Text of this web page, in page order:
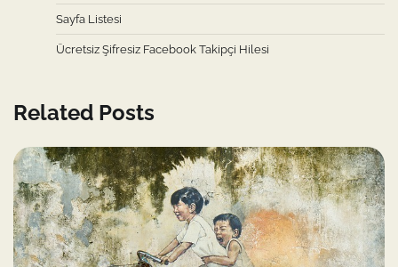
Sayfa Listesi
Ücretsiz Şifresiz Facebook Takipçi Hilesi
Related Posts